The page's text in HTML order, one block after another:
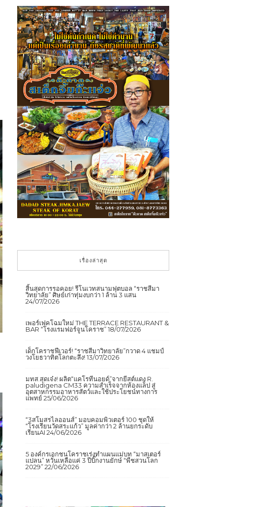
เรื่องล่าสุด
สิ้นสุดการรอคอย! รีโนเวทสนามฟุตบอล “ราชสีมา
วิทยาลัย” ศิษย์เก่าทุ่มงบกว่า 1 ล้าน 3 แสน
24/07/2026
เพอร์เฟคโฉมใหม่ THE TERRACE RESTAURANT &
BAR “โรงแรมฟอร์จูนโคราช” 18/07/2026
เด็กโคราชฟีเวอร์! “ราชสีมาวิทยาลัย”กวาด 4 แชมป์
วงโยธวาทิตโลกตะลึง! 13/07/2026
มทส.สุดเจ๋ง! ผลิต“แคโรทีนอยด์”จากยีสต์แดง R.
paludigena CM33 ความสำเร็จจากห้องแล็ป สู่
อุตสาหกรรมอาหารสัตว์และใช้ประโยชน์ทางการ
แพทย์ 25/06/2026
“3สโมสรไลออนส์” มอบคอมพิวเตอร์ 100 ชุดให้
“โรงเรียนวัดสระแก้ว” มูลค่ากว่า 2 ล้านยกระดับ
เรียนAI 24/06/2026
5 องค์กรเอกชนโคราชเร่งทำแผนแม่บท “มาสเตอร์
แปลน” หวั่นเหลือแค่ 3 ปีบิ๊กงานยักษ์ “พืชสวนโลก
2029” 22/06/2026